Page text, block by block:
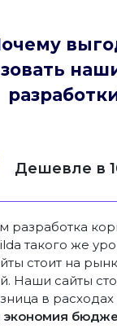
Дешевле в
разработка
такого же
стоит на
Наши сайты
в
экономия